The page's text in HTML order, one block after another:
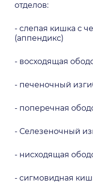
отделов:
- слепая кишка с
(аппендикс)
- восходящая
- печеночный
- поперечная
- Селезеночный
- нисходящая
- сигмовидная